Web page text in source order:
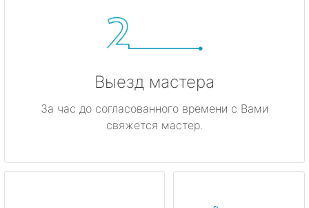
Выезд мастера
За час до согласованного времени с Вами
свяжется мастер.